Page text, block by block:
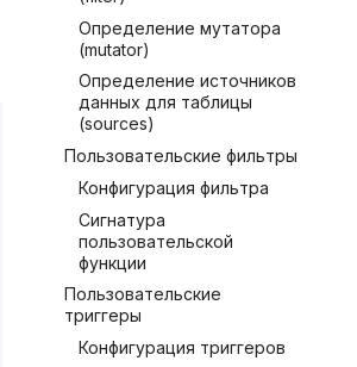
Определение мутатора
(mutator)
Определение источников
данных для таблицы
(sources)
Пользовательские фильтры
Конфигурация фильтра
Сигнатура
пользовательской
функции
Пользовательские
триггеры
Конфигурация триггеров